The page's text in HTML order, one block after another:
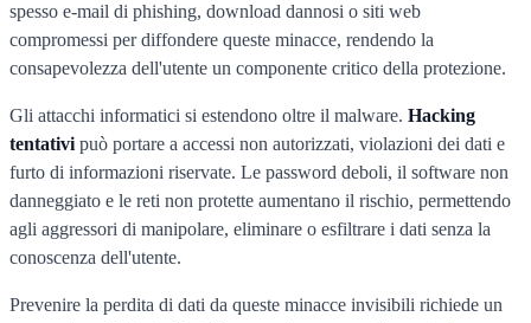
spesso e-mail di phishing, download dannosi o siti web
compromessi per diffondere queste minacce, rendendo la
consapevolezza dell'utente un componente critico della protezione.
Gli attacchi informatici si estendono oltre il malware. Hacking
tentativi può portare a accessi non autorizzati, violazioni dei dati e
furto di informazioni riservate. Le password deboli, il software non
danneggiato e le reti non protette aumentano il rischio, permettendo
agli aggressori di manipolare, eliminare o esfiltrare i dati senza la
conoscenza dell'utente.
Prevenire la perdita di dati da queste minacce invisibili richiede un